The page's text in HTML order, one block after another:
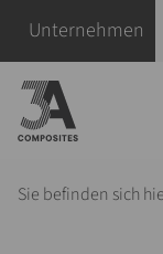
Navigation überspringen
Unternehmen
eingeben
Sie befinden sich